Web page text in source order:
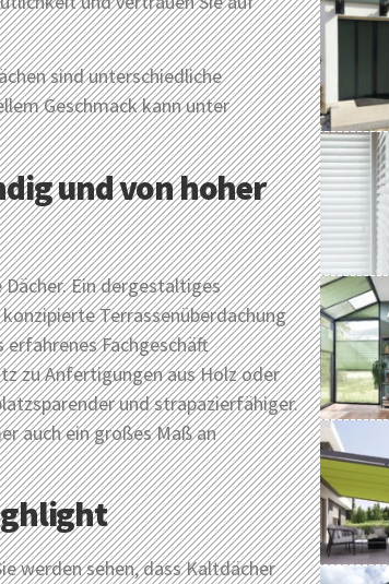
sind unterschiedliche
Geschmack kann unter
und von hoher
Ein dergestaltiges
Terrassenüberdachung
Fachgeschäft
zu Anfertigungen aus Holz oder
und strapazierfähiger.
auch ein großes Maß an
werden sehen, dass Kaltdächer